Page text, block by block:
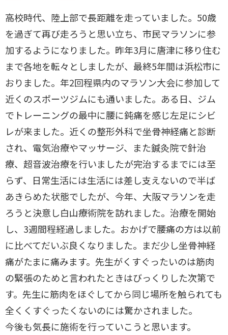
高校時代、陸上部で長距離を走っていました。50歳
を過ぎて再び走ろうと思い立ち、市民マラソンに参
加するようになりました。昨年3月に唐津に移り住む
まで各地を転々としましたが、最終5年間は浜松市に
おりました。年2回程県内のマラソン大会に参加して
近くのスポーツジムにも通いました。ある日、ジム
でトレーニングの最中に腰に鈍痛を感じ左足にシビ
レが来ました。近くの整形外科で坐骨神経痛と診断
され、電気治療やマッサージ、また鍼灸院で針治
療、超音波治療を行いましたが完治するまでには至
らず、日常生活には生活には差し支えないので半ば
あきらめた状態でしたが、今年、大阪マラソンを走
ろうと決意し白山療術院を訪れました。治療を開始
し、3週間程経過しました。おかげで腰痛の方は以前
に比べてだいぶ良くなりました。まだ少し坐骨神経
痛がたまに痛みます。先生がくすぐったいのは筋肉
の緊張のためと言われたときはびっくりした次第で
す。先生に筋肉をほぐしてから同じ場所を触られても
全くくすぐったくないのには驚かされました。
今後も気長に施術を行っていこうと思います。